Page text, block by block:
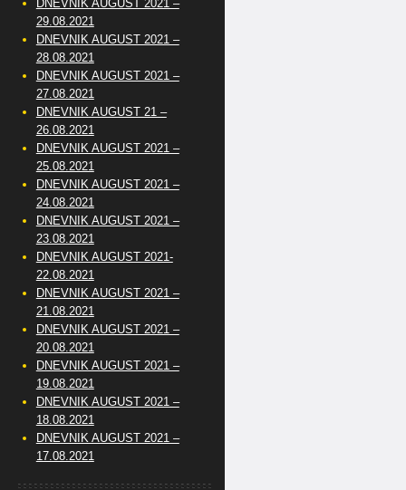
DNEVNIK AUGUST 2021 –
29.08.2021
DNEVNIK AUGUST 2021 –
28.08.2021
DNEVNIK AUGUST 2021 –
27.08.2021
DNEVNIK AUGUST 21 –
26.08.2021
DNEVNIK AUGUST 2021 –
25.08.2021
DNEVNIK AUGUST 2021 –
24.08.2021
DNEVNIK AUGUST 2021 –
23.08.2021
DNEVNIK AUGUST 2021-
22.08.2021
DNEVNIK AUGUST 2021 –
21.08.2021
DNEVNIK AUGUST 2021 –
20.08.2021
DNEVNIK AUGUST 2021 –
19.08.2021
DNEVNIK AUGUST 2021 –
18.08.2021
DNEVNIK AUGUST 2021 –
17.08.2021